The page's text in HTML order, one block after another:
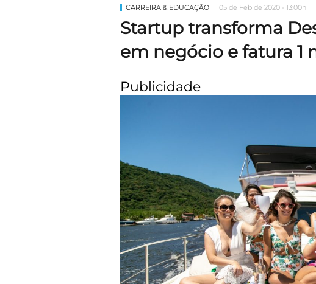
CARREIRA & EDUCAÇÃO 05 de Feb de 2020 - 13:00h
Startup transforma
em negócio e fatura 1
Publicidade